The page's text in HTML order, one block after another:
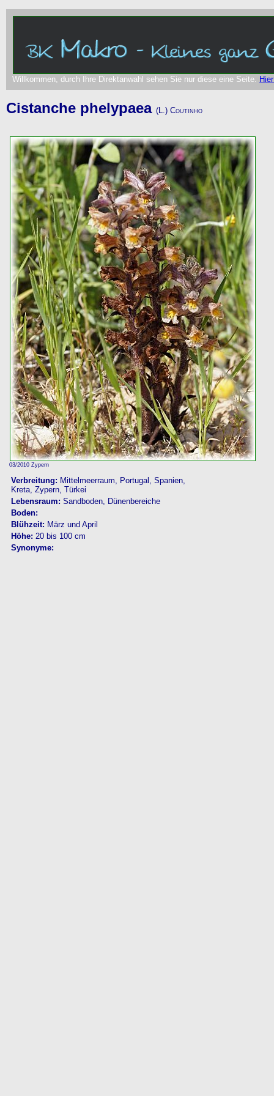
Willkommen, durch Ihre Direktanwahl sehen Sie nur diese eine Seite.
Cistanche phelypaea (L.) Coutinho
03/2010 Zypern
Verbreitung: Mittelmeerraum, Portugal, Spanien,
Kreta, Zypern, Türkei
Lebensraum: Sandboden, Dünenbereiche
Boden:
Blühzeit: März und April
Höhe: 20 bis 100 cm
Synonyme: